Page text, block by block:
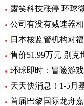
露笑科技涨停 环球
售价51.99万元 别
首届巴黎国际龙舟